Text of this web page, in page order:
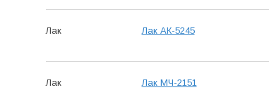
Лак Лак АК-5245
Лак Лак МЧ-2151